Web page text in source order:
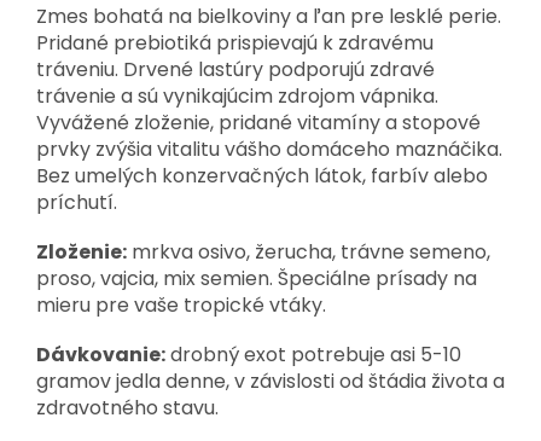
Zmes bohatá na bielkoviny a ľan pre lesklé perie.
Pridané prebiotiká prispievajú k zdravému
tráveniu. Drvené lastúry podporujú zdravé
trávenie a sú vynikajúcim zdrojom vápnika.
Vyvážené zloženie, pridané vitamíny a stopové
prvky zvýšia vitalitu vášho domáceho maznáčika.
Bez umelých konzervačných látok, farbív alebo
príchutí.
Zloženie: mrkva osivo, žerucha, trávne semeno,
proso, vajcia, mix semien. Špeciálne prísady na
mieru pre vaše tropické vtáky.
Dávkovanie:drobný exot potrebuje asi 5-10
gramov jedla denne, v závislosti od štádia života a
zdravotného stavu.